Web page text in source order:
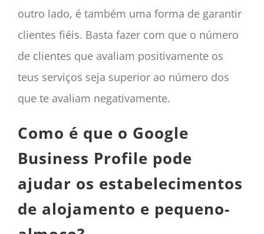
outro lado, é também uma forma de garantir
clientes fiéis. Basta fazer com que o número
de clientes que avaliam positivamente os
teus serviços seja superior ao número dos
que te avaliam negativamente.
Como é que o Google
Business Profile pode
ajudar os estabelecimentos
de alojamento e pequeno-